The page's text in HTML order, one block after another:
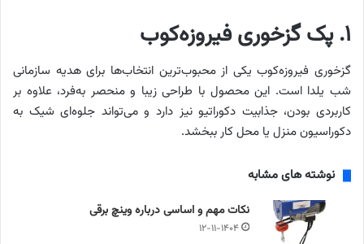
۱. پک گزخوری فیروزه‌کوب
گزخوری فیروزه‌کوب یکی از محبوب‌ترین انتخاب‌ها برای هدیه‌ سازمانی
شب یلدا است. این محصول با طراحی زیبا و منحصر به‌فرد، علاوه بر
کاربردی بودن، جذابیت دکوراتیو نیز دارد و می‌تواند جلوه‌ای شیک به
دکوراسیون منزل یا محل کار ببخشد.
نوشته های مشابه
نکات مهم و اساسی درباره وینچ برقی
۱۲-۱۱-۱۴۰۴